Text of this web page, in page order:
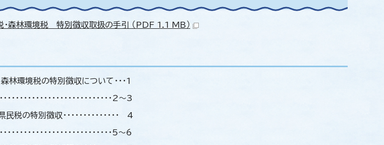
森林環境税 特別徴収取扱の手引 （PDF 1.1 MB）
林環境税の特別徴収について・・・1
・・・・・・・・・・・・・・・・・・・・・2～3
の特別徴収・・・・・・・・・・・・・・ 4
・・・・・・・・・・・・・・・・・・・・・・5～6